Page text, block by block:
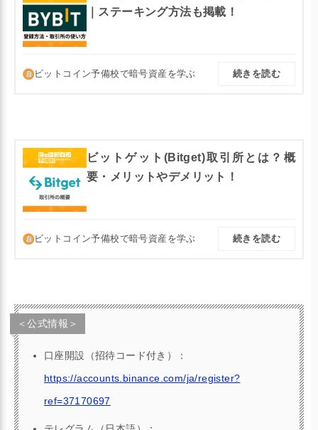
ファイルコイン(Filecoin)とは？
｜ステーキング方法も掲載！
ビットコイン予備校で暗号資産を学ぶ 続きを読む
ビットゲット(Bitget)取引所とは？概
要・メリットやデメリット！
ビットコイン予備校で暗号資産を学ぶ 続きを読む
＜公式情報＞
口座開設（招待コード付き）：
https://accounts.binance.com/ja/register?
ref=37170697